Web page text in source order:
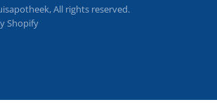
All rights reserved.
Shopify